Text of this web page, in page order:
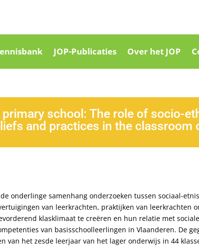
JOP-Publicaties Over het JOP
school: The role of socio-
and practices in the classroom
onderlinge samenhang onderzoeken tussen sociaal-
van leerkrachten, praktijken van leerkrachten
klasklimaat te creëren en hun relatie met sociale
van basisschoolleerlingen in Vlaanderen. De
van het zesde leerjaar van het lager onderwijs in 44